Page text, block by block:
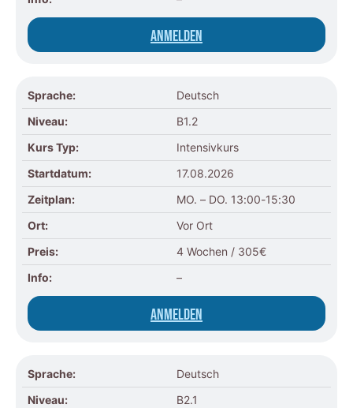
Anmelden
Sprache:
Deutsch
Niveau:
B1.2
Kurs Typ:
Intensivkurs
Startdatum:
17.08.2026
Zeitplan:
MO. – DO. 13:00-15:30
Ort:
Vor Ort
Preis:
4 Wochen / 305€
Info:
–
Anmelden
Sprache:
Deutsch
Niveau:
B2.1